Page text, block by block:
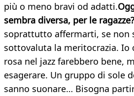
più o meno bravi od adatti.
sembra diversa, per le ragazze?
soprattutto affermarti, se non
sottovaluta la meritocrazia. Io
rosa nel jazz farebbero bene,
esagerare. Un gruppo di sole
sanno suonare… Bisogna